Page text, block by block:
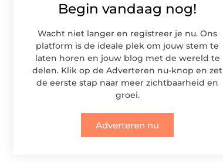
Begin vandaag nog!
Wacht niet langer en registreer je nu. Ons
platform is de ideale plek om jouw stem te
laten horen en jouw blog met de wereld te
delen. Klik op de Adverteren nu-knop en zet
de eerste stap naar meer zichtbaarheid en
groei.
Adverteren nu